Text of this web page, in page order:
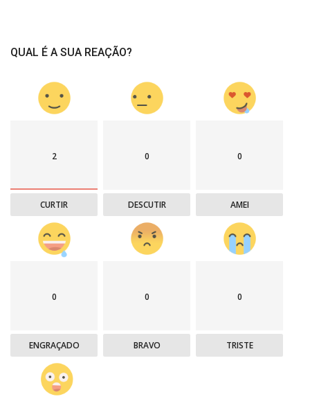
QUAL É A SUA REAÇÃO?
2
CURTIR
0
DESCUTIR
0
AMEI
0
ENGRAÇADO
0
BRAVO
0
TRISTE